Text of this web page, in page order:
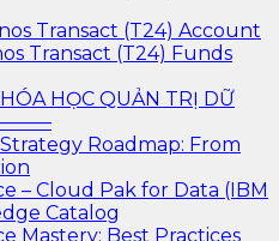
Transact (T24) Account
Transact (T24) Funds
HỌC QUẢN TRỊ DỮ
Roadmap: From
– Cloud Pak for Data (IBM
Catalog
Mastery: Best Practices